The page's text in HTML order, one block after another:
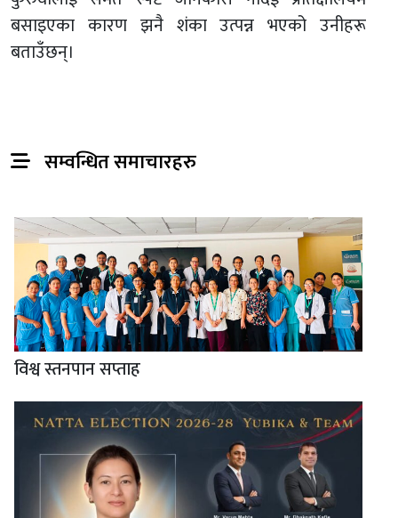
बसाइएका कारण झनै शंका उत्पन्न भएको उनीहरू
बताउँछन्।
सम्वन्धित समाचारहरु
विश्व स्तनपान सप्ताह